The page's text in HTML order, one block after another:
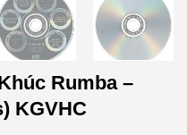
Rumba –
KGVHC